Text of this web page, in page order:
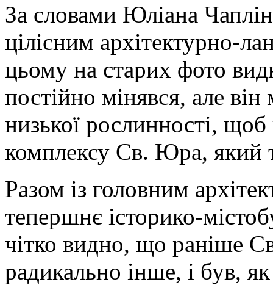
За словами Юліана
цілісним архітектурно-
цьому на старих фото
постійно мінявся, але
низької рослинності, щоб
комплексу Св. Юра, який
Разом із головним
тепершнє історико-
чітко видно, що раніше
радикально інше, і був,